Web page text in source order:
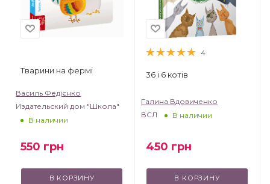
Тварини на фермі
Василь Федієнко
Издательский дом "Школа"
В наличии
550 грн
В КОРЗИНУ
4
36 і 6 котів
Галина Вдовиченко
ВСЛ
В наличии
450 грн
В КОРЗИНУ